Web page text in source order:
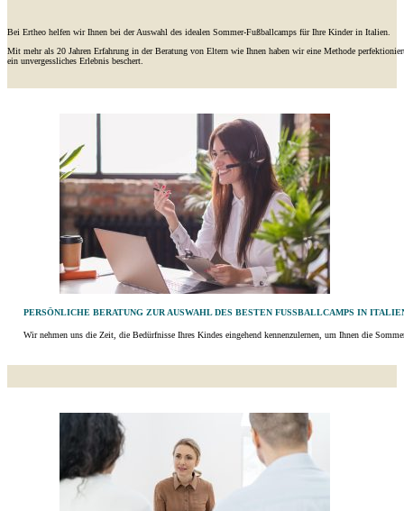
Bei Ertheo helfen wir Ihnen bei der Auswahl des idealen Sommer-Fußballcamps für Ihre Kinder in Italien.
Mit mehr als 20 Jahren Erfahrung in der Beratung von Eltern wie Ihnen haben wir eine Methode
ein unvergessliches Erlebnis beschert.
PERSÖNLICHE BERATUNG ZUR AUSWAHL DES BESTEN FUSSBALLCAMPS IN ITALIEN
Wir nehmen uns die Zeit, die Bedürfnisse Ihres Kindes eingehend kennenzulernen, um Ihnen die